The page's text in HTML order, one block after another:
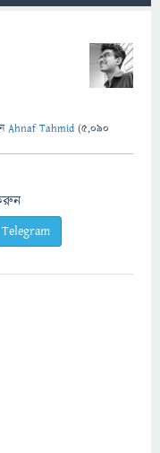
Ahnaf Tahmid (5,090
Telegram